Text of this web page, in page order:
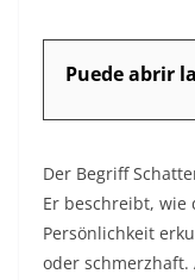
Puede abrir
Der Begriff
Er beschreibt,
Persönlichkeit
oder